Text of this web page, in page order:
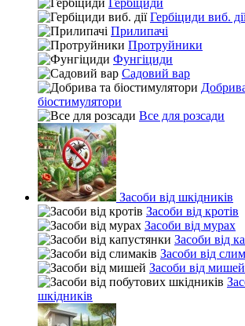
Гербіциди
Гербіциди виб.
Прилипачі
Протруйники
Фунгіциди
Садовий вар
біостимулятори
Все для розсади
Засоби від шкідників
Засоби від кротів
Засоби від мурах
Засоби від
Засоби від
Засоби від мишей
шкідників